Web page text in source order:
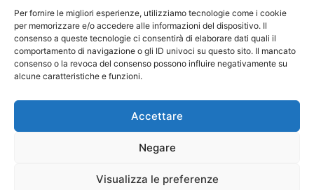
Per fornire le migliori esperienze, utilizziamo tecnologie come i cookie
per memorizzare e/o accedere alle informazioni del dispositivo. Il
consenso a queste tecnologie ci consentirà di elaborare dati quali il
comportamento di navigazione o gli ID univoci su questo sito. Il mancato
consenso o la revoca del consenso possono influire negativamente su
alcune caratteristiche e funzioni.
Accettare
Negare
Visualizza le preferenze
Newsletter
Società con partita IVA SE556641183001 | Speditionsvägen
45 | SE142 50 SKOGÅS/STOCKHOLM | SVEZIA
www.13protein.com | +46-8-6457959.